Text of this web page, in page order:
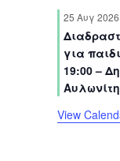
t t t
s
t
s
t
s
t
s
t
s
nn
t
s
n
t
s
n
t
s
n
t
s
n
t
s
n
t
s
25 Αυγ
για
19:00 –
View